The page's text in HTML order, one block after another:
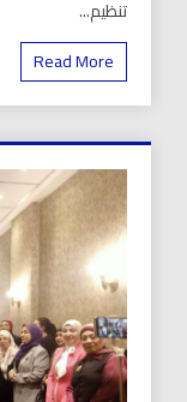
تنظيم...
Read More